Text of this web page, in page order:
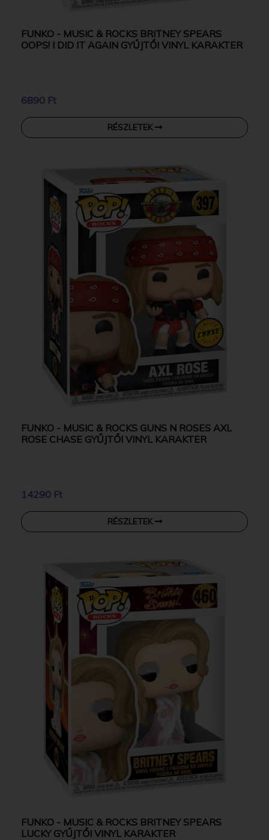
FUNKO - MUSIC & ROCKS BRITNEY SPEARS
OOPS! I DID IT AGAIN GYŰJTŐI VINYL KARAKTER
6890 Ft
RÉSZLETEK
FUNKO - MUSIC & ROCKS GUNS N ROSES AXL
ROSE CHASE GYŰJTŐI VINYL KARAKTER
14290 Ft
RÉSZLETEK
FUNKO - MUSIC & ROCKS BRITNEY SPEARS
LUCKY GYŰJTŐI VINYL KARAKTER